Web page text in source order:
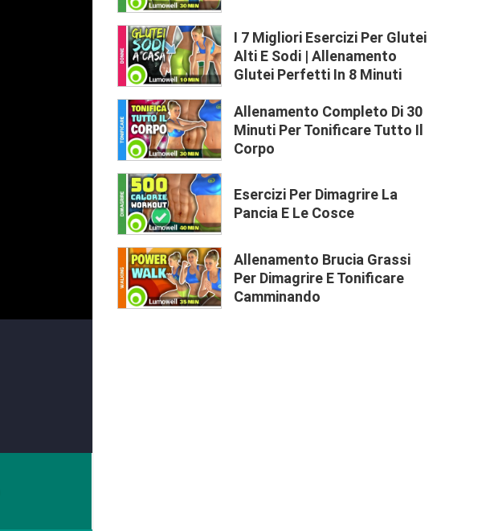
I 7 Migliori Esercizi Per Glutei
Alti E Sodi | Allenamento
Glutei Perfetti In 8 Minuti
Allenamento Completo Di 30
Minuti Per Tonificare Tutto Il
Corpo
Esercizi Per Dimagrire La
Pancia E Le Cosce
Allenamento Brucia Grassi
Per Dimagrire E Tonificare
Camminando